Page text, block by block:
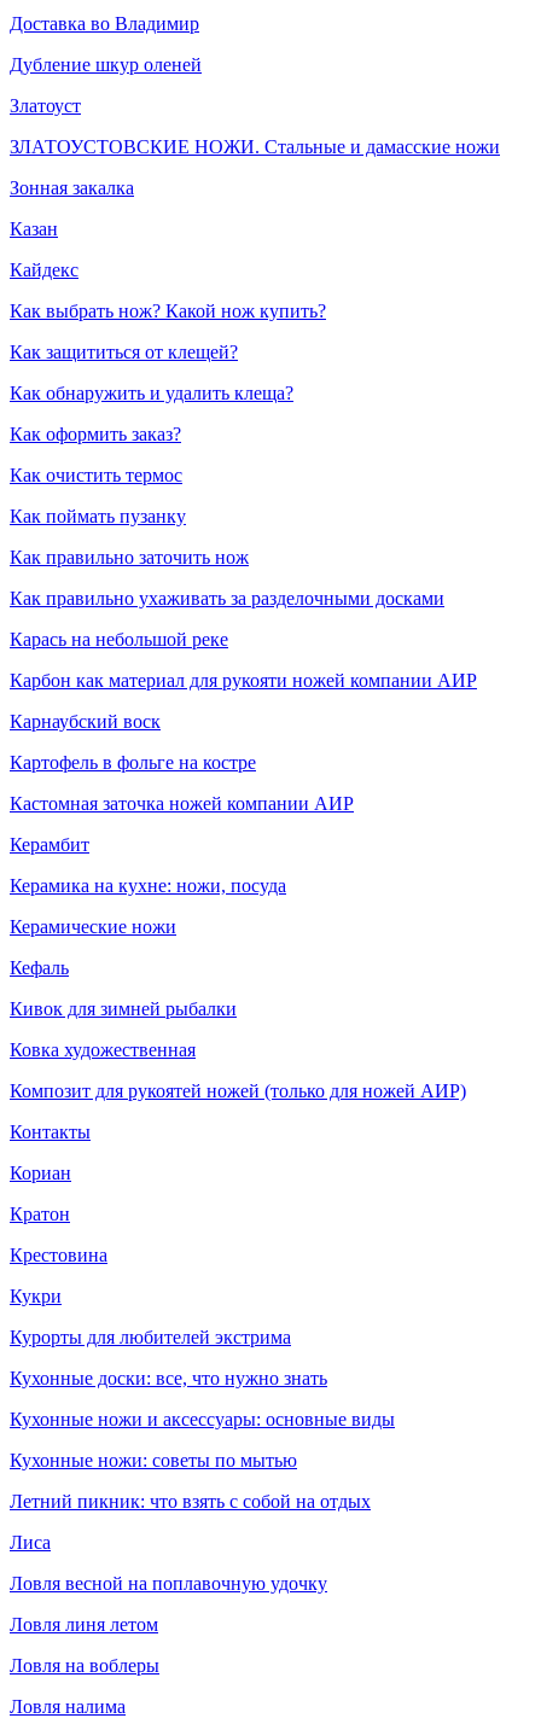
Доставка во Владимир
Дубление шкур оленей
Златоуст
ЗЛАТОУСТОВСКИЕ НОЖИ. Стальные и дамасские ножи
Зонная закалка
Казан
Кайдекс
Как выбрать нож? Какой нож купить?
Как защититься от клещей?
Как обнаружить и удалить клеща?
Как оформить заказ?
Как очистить термос
Как поймать пузанку
Как правильно заточить нож
Как правильно ухаживать за разделочными досками
Карась на небольшой реке
Карбон как материал для рукояти ножей компании АИР
Карнаубский воск
Картофель в фольге на костре
Кастомная заточка ножей компании АИР
Керамбит
Керамика на кухне: ножи, посуда
Керамические ножи
Кефаль
Кивок для зимней рыбалки
Ковка художественная
Композит для рукоятей ножей (только для ножей АИР)
Контакты
Кориан
Кратон
Крестовина
Кукри
Курорты для любителей экстрима
Кухонные доски: все, что нужно знать
Кухонные ножи и аксессуары: основные виды
Кухонные ножи: советы по мытью
Летний пикник: что взять с собой на отдых
Лиса
Ловля весной на поплавочную удочку
Ловля линя летом
Ловля на воблеры
Ловля налима